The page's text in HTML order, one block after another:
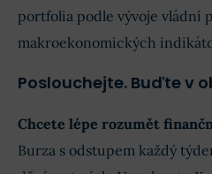
portfolia podle vývoje vládní
makroekonomických
Poslouchejte. Buďte v
Chcete lépe rozumět
Burza s odstupem každý